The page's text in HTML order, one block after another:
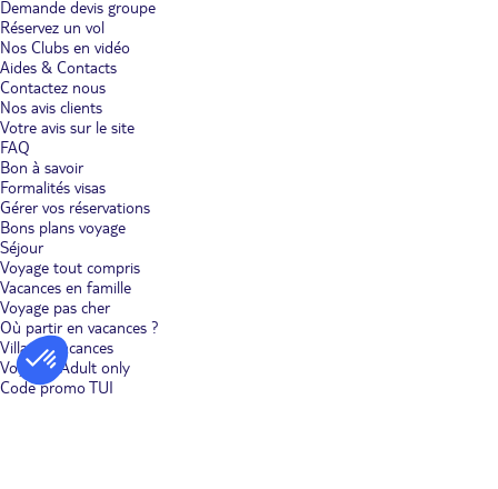
Demande devis groupe
Réservez un vol
Nos Clubs en vidéo
Aides & Contacts
Contactez nous
Nos avis clients
Votre avis sur le site
FAQ
Bon à savoir
Formalités visas
Gérer vos réservations
Bons plans voyage
Séjour
Voyage tout compris
Vacances en famille
Voyage pas cher
Où partir en vacances ?
Villages vacances
Voyages Adult only
Code promo TUI